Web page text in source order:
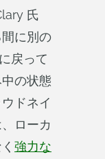
氏
に別の
戻って
の状態
ドネイ
ローカ
強力な